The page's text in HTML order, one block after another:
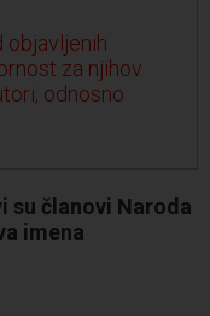
objavljenih
za njihov
odnosno
su članovi Naroda
imena